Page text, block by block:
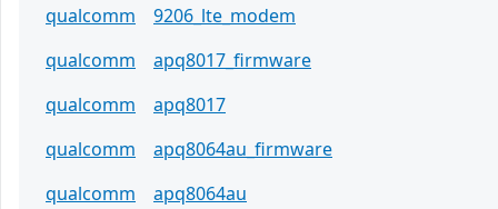
qualcomm
9206_lte_modem
qualcomm
apq8017_firmware
qualcomm
apq8017
qualcomm
apq8064au_firmware
qualcomm
apq8064au